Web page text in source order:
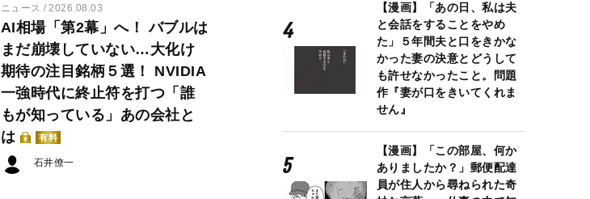
ニュース 2026.08.03
AI相場「第2幕」へ！ バブルは
まだ崩壊していない…大化け
期待の注目銘柄５選！ NVIDIA
一強時代に終止符を打つ「誰
もが知っている」あの会社と
は
有料
石井僚一
【漫画】「あの日、私は夫
と会話をすることをやめ
た」５年間夫と口をきかな
かった妻の決意とどうして
も許せなかったこと。問題
作『妻が口をきいてくれま
せん』
【漫画】「この部屋、何か
ありましたか？」郵便配達
員が住人から尋ねられた奇